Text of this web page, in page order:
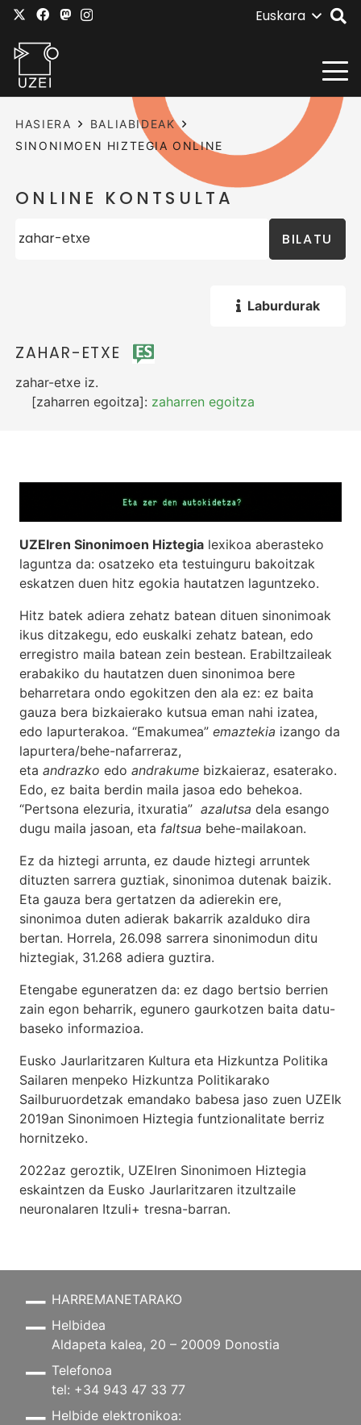
Euskara
HASIERA
BALIABIDEAK
SINONIMOEN HIZTEGIA ONLINE
ONLINE KONTSULTA
BILATU
Laburdurak
ZAHAR-ETXE
zahar-etxe iz.
[zaharren egoitza]: zaharren egoitza
UZEIren Sinonimoen Hiztegia lexikoa aberasteko
laguntza da: osatzeko eta testuinguru bakoitzak
eskatzen duen hitz egokia hautatzen laguntzeko.
Hitz batek adiera zehatz batean dituen sinonimoak
ikus ditzakegu, edo euskalki zehatz batean, edo
erregistro maila batean zein bestean. Erabiltzaileak
erabakiko du hautatzen duen sinonimoa bere
beharretara ondo egokitzen den ala ez: ez baita
gauza bera bizkaierako kutsua eman nahi izatea,
edo lapurterakoa. “Emakumea” emaztekia izango da
lapurtera/behe-nafarreraz,
eta andrazko edo andrakume bizkaieraz, esaterako.
Edo, ez baita berdin maila jasoa edo behekoa.
“Pertsona elezuria, itxuratia” azalutsa dela esango
dugu maila jasoan, eta faltsua behe-mailakoan.
Ez da hiztegi arrunta, ez daude hiztegi arruntek
dituzten sarrera guztiak, sinonimoa dutenak baizik.
Eta gauza bera gertatzen da adierekin ere,
sinonimoa duten adierak bakarrik azalduko dira
bertan. Horrela, 26.098 sarrera sinonimodun ditu
hiztegiak, 31.268 adiera guztira.
Etengabe eguneratzen da: ez dago bertsio berrien
zain egon beharrik, egunero gaurkotzen baita datu-
baseko informazioa.
Eusko Jaurlaritzaren Kultura eta Hizkuntza Politika
Sailaren menpeko Hizkuntza Politikarako
Sailburuordetzak emandako babesa jaso zuen UZEIk
2019an Sinonimoen Hiztegia funtzionalitate berriz
hornitzeko.
2022az geroztik, UZEIren Sinonimoen Hiztegia
eskaintzen da Eusko Jaurlaritzaren itzultzaile
neuronalaren Itzuli+ tresna-barran.
HARREMANETARAKO
Helbidea
Aldapeta kalea, 20 – 20009 Donostia
Telefonoa
tel: +34 943 47 33 77
Helbide elektronikoa: